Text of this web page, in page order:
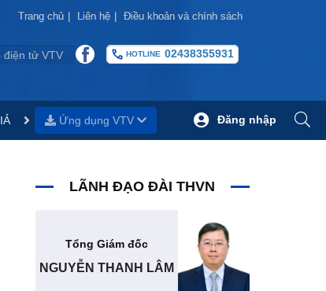
Trang chủ Liên hệ Điều khoản và chính sách
Trang chủ Liên hệ Điều khoản và chính sách
điện tử VTV HOTLINE 02438355931
Ứng dụng VTV Đăng nhập
LÃNH ĐẠO ĐÀI THVN
Tổng Giám đốc
NGUYỄN THANH LÂM